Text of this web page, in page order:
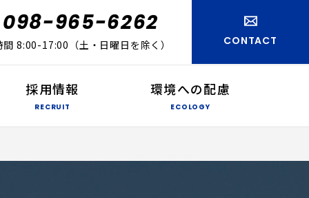
098-965-6262
間 8:00-17:00（土・日曜日を除く） CONTACT
採用情報
RECRUIT
環境への配慮
ECOLOGY